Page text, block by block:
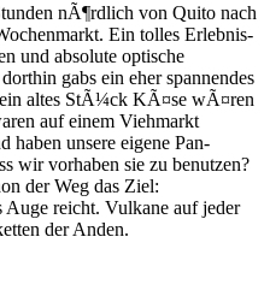
nÃ¶rdlich von Quito nach
Ein tolles Erlebnis-
und absolute optische
gabs ein eher spannendes
altes StÃ¼ck KÃ¤se wÃ¤ren
auf einem Viehmarkt
haben unsere eigene Pan-
wir vorhaben sie zu benutzen?
der Weg das Ziel:
Auge reicht. Vulkane auf jeder
der Anden.